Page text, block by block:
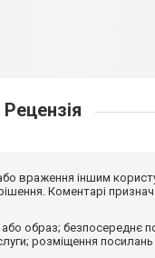
Рецензія
враження іншим
Коментарі
образ; безпосереднє
розміщення